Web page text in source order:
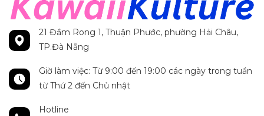
21 Đầm Rong 1, Thuận Phước, phường Hải Châu,
TP.Đà Nẵng
Giờ làm việc: Từ 9:00 đến 19:00 các ngày trong tuần
từ Thứ 2 đến Chủ nhật
Hotline